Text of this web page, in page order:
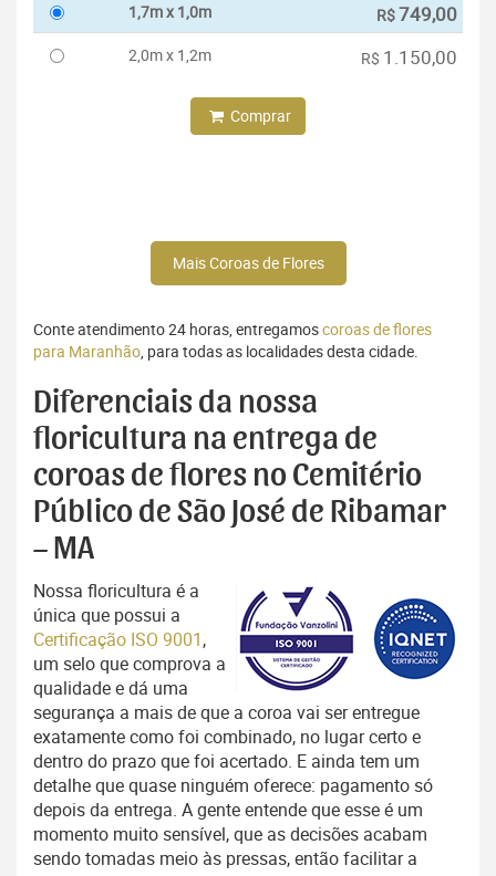
1,7m x 1,0m R$749,00
2,0m x 1,2m R$ 1.150,00
Comprar
Mais Coroas de Flores
Conte atendimento 24 horas, entregamoscoroas de flores
para Maranhão, para todas as localidades desta cidade.
Diferenciais da nossa
floricultura na entrega de
coroas de flores no Cemitério
Público de São José de Ribamar
– MA
Nossa floricultura é a
única que possui a
Certificação ISO 9001,
um selo que comprova a
qualidade e dá uma
segurança a mais de que a coroa vai ser entregue
exatamente como foi combinado, no lugar certo e
dentro do prazo que foi acertado. E ainda tem um
detalhe que quase ninguém oferece: pagamento só
depois da entrega. A gente entende que esse é um
momento muito sensível, que as decisões acabam
sendo tomadas meio às pressas, então facilitar a